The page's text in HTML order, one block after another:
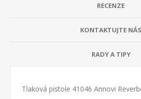
RECENZE
KONTAKTUJTE NÁS
RADY A TIPY
Tlaková pistole 41046 Annovi